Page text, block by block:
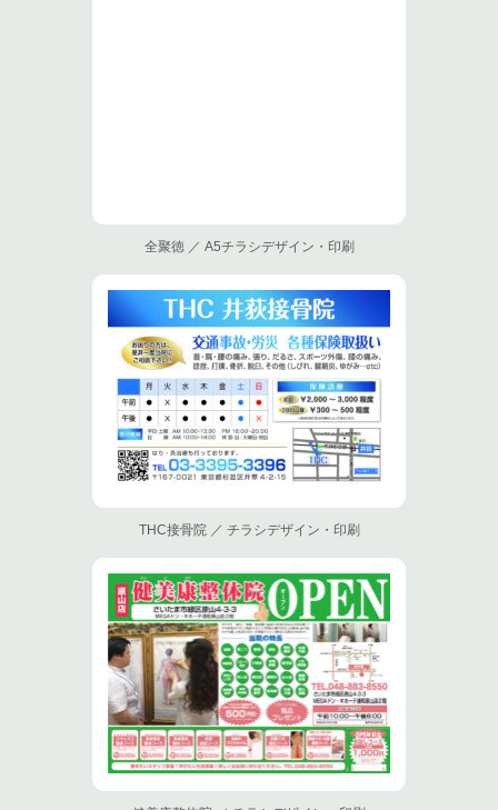
全聚徳 ／ A5チラシデザイン・印刷
THC接骨院 ／ チラシデザイン・印刷